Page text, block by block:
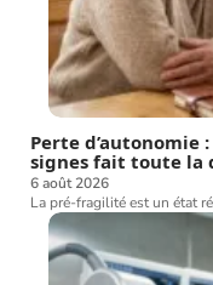
Perte d’autonomie
signes fait toute la
6 août 2026
La pré-fragilité est un état